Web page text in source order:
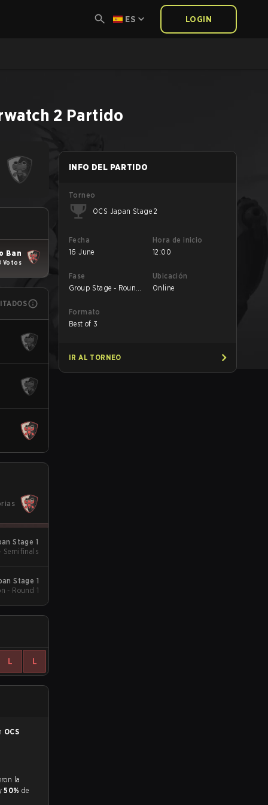
ES LOGIN
2 Partido
Ban
Votos
Stage 1
Semifinals
Stage 1
- Round 1
L L
OCS
50% de
INFO DEL PARTIDO
Torneo
OCS Japan Stage 2
Fecha
16 June
Hora de inicio
12:00
Fase
Group Stage - Round
Ubicación
Online
Formato
Best of 3
IR AL TORNEO